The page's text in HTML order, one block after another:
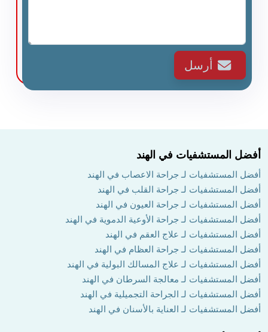
أرسل
أفضل المستشفيات في الهند
أفضل المستشفيات لـ جراحة الاعصاب في الهند
أفضل المستشفيات لـ جراحة القلب في الهند
أفضل المستشفيات لـ جراحة العيون في الهند
أفضل المستشفيات لـ جراحة الأوعية الدموية في الهند
أفضل المستشفيات لـ علاج العقم في الهند
أفضل المستشفيات لـ جراحة العظام في الهند
أفضل المستشفيات لـ علاج المسالك البولية في الهند
أفضل المستشفيات لـ معالجة السرطان في الهند
أفضل المستشفيات لـ الجراحة التجميلية في الهند
أفضل المستشفيات لـ العناية بالأسنان في الهند